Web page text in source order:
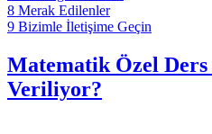
8 Merak Edilenler
9 Bizimle İletişime Geçin
Matematik Özel Ders
Veriliyor?